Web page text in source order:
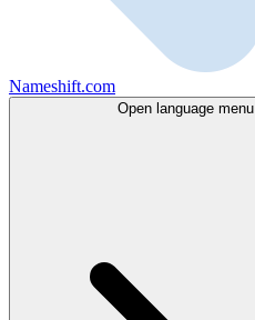
Nameshift.com
Open language menu